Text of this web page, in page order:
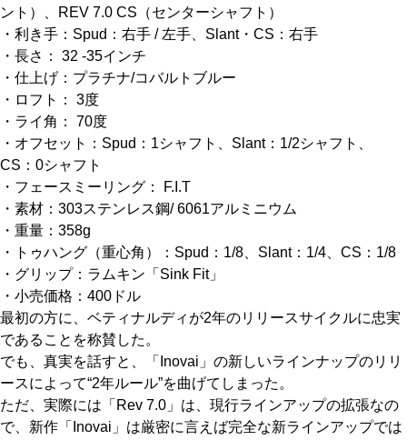
ント）、REV 7.0 CS（センターシャフト）
・利き手：Spud：右手 / 左手、Slant・CS：右手
・長さ： 32 -35インチ
・仕上げ：プラチナ/コバルトブルー
・ロフト： 3度
・ライ角： 70度
・オフセット：Spud：1シャフト、Slant：1/2シャフト、
CS：0シャフト
・フェースミーリング： F.I.T
・素材：303ステンレス鋼/ 6061アルミニウム
・重量：358g
・トゥハング（重心角）：Spud：1/8、Slant：1/4、CS：1/8
・グリップ：ラムキン「Sink Fit」
・小売価格：400ドル
最初の方に、ベティナルディが2年のリリースサイクルに忠実
であることを称賛した。
でも、真実を話すと、「Inovai」の新しいラインナップのリリ
ースによって“2年ルール”を曲げてしまった。
ただ、実際には「Rev 7.0」は、現行ラインアップの拡張なの
で、新作「Inovai」は厳密に言えば完全な新ラインアップでは